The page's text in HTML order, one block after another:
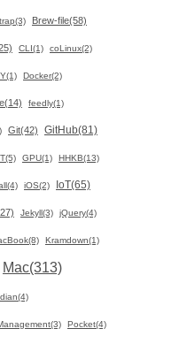
Brew-file(58)
CLI(1) coLinux(2)
Docker(2)
feedly(1)
Git(42) GitHub(81)
GPU(1) HHKB(13)
iOS(2) IoT(65)
Jekyll(3) jQuery(4)
Kramdown(1)
Mac(313)
Pocket(4)